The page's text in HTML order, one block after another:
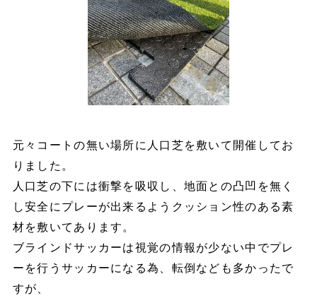
元々コートの無い場所に人口芝を敷いて開催してお
りました。
人口芝の下には衝撃を吸収し、地面との凸凹を無く
し安全にプレーが出来るようクッション性のある素
材を敷いてあります。
ブラインドサッカーは視覚の情報が少ない中でプレ
ーを行うサッカーになる為、転倒なども多かったで
すが、